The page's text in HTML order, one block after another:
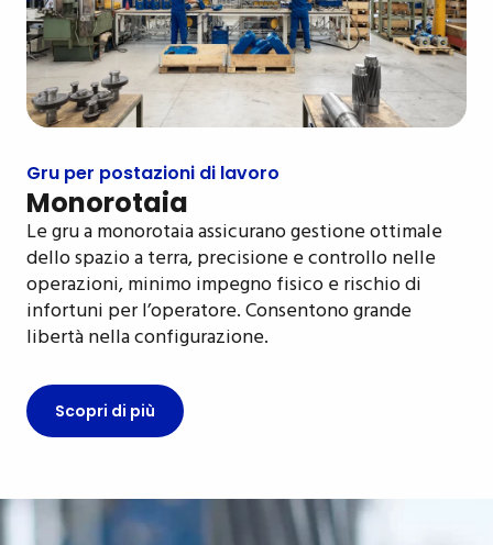
Gru per postazioni di lavoro
Monorotaia
Le gru a monorotaia assicurano gestione ottimale
dello spazio a terra, precisione e controllo nelle
operazioni, minimo impegno fisico e rischio di
infortuni per l’operatore. Consentono grande
libertà nella configurazione.
Scopri di più